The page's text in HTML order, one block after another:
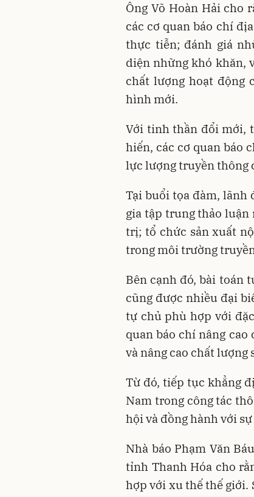
Ông Võ Hoàn Hải cho
các cơ quan báo chí
thực tiễn; đánh giá
diện những khó khăn,
chất lượng hoạt động
hình mới.
Với tinh thần đổi mới,
hiến, các cơ quan báo
lực lượng truyền thông
Tại buổi tọa đàm, lãnh
gia tập trung thảo luận
trị; tổ chức sản xuất
trong môi trường
Bên cạnh đó, bài toán
cũng được nhiều đại
tự chủ phù hợp với
quan báo chí nâng
và nâng cao chất lượng
Từ đó, tiếp tục khẳng
Nam trong công tác
hội và đồng hành với
Nhà báo Phạm Văn
tỉnh Thanh Hóa cho
hợp với xu thế thế giới.